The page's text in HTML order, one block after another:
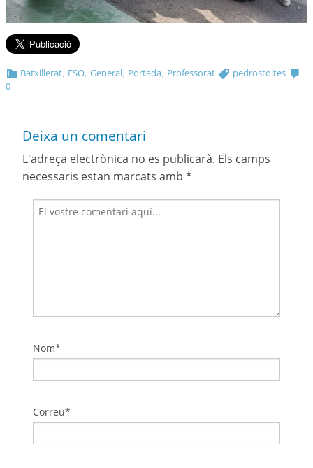
Batxillerat, ESO,General, Portada, Professorat
pedrostoltes
0
Deixa un comentari
L'adreça electrònica no es publicarà. Els camps
necessaris estan marcats amb *
Nom*
Correu*